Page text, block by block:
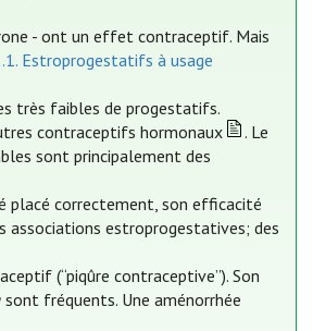
- ont un effet contraceptif. Mais
Estroprogestatifs à usage
très faibles de progestatifs.
contraceptifs hormonaux
. Le
sont principalement des
placé correctement, son efficacité
associations estroprogestatives; des
(“piqûre contraceptive”). Son
sont fréquents. Une aménorrhée